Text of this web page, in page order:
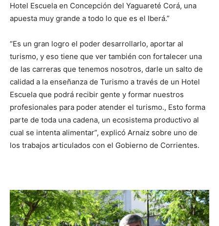
Hotel Escuela en Concepción del Yaguareté Corá, una
apuesta muy grande a todo lo que es el Iberá.”
“Es un gran logro el poder desarrollarlo, aportar al
turismo, y eso tiene que ver también con fortalecer una
de las carreras que tenemos nosotros, darle un salto de
calidad a la enseñanza de Turismo a través de un Hotel
Escuela que podrá recibir gente y formar nuestros
profesionales para poder atender el turismo., Esto forma
parte de toda una cadena, un ecosistema productivo al
cual se intenta alimentar”, explicó Arnaiz sobre uno de
los trabajos articulados con el Gobierno de Corrientes.